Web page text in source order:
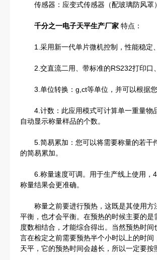
传感器：应变式传感器（配玻璃防风罩）
千分之一电子天平生产厂家 特点：
1.采用新一代单片微机控制，性能稳定
2.交直流二用、带标准的RS232打印口
3.单位转换：g,ct等单位，并可以根据您
4.计数：此应用模式可计算单一重量物
自动显示称量样品的个数。
5.简易累加：您可以将需要称量的若干
的简易累加。
6.称量速度可调。用于生产线上使用，4
称量结果会更准确。
称量之前要进行预热，这既是其使用方
平衡，也才会平衡。在预热的时候主要的
度数相结合，才能综合得出。当然预热时
言在检定之前需要预热半个小时以上的时
天平，它的预热时间会越长，所以一定要